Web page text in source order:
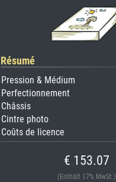
Résumé
Pression & Médium
Perfectionnement
Châssis
Cintre photo
Coûts de licence
€ 153.07
(Enthält 17% MwSt.)